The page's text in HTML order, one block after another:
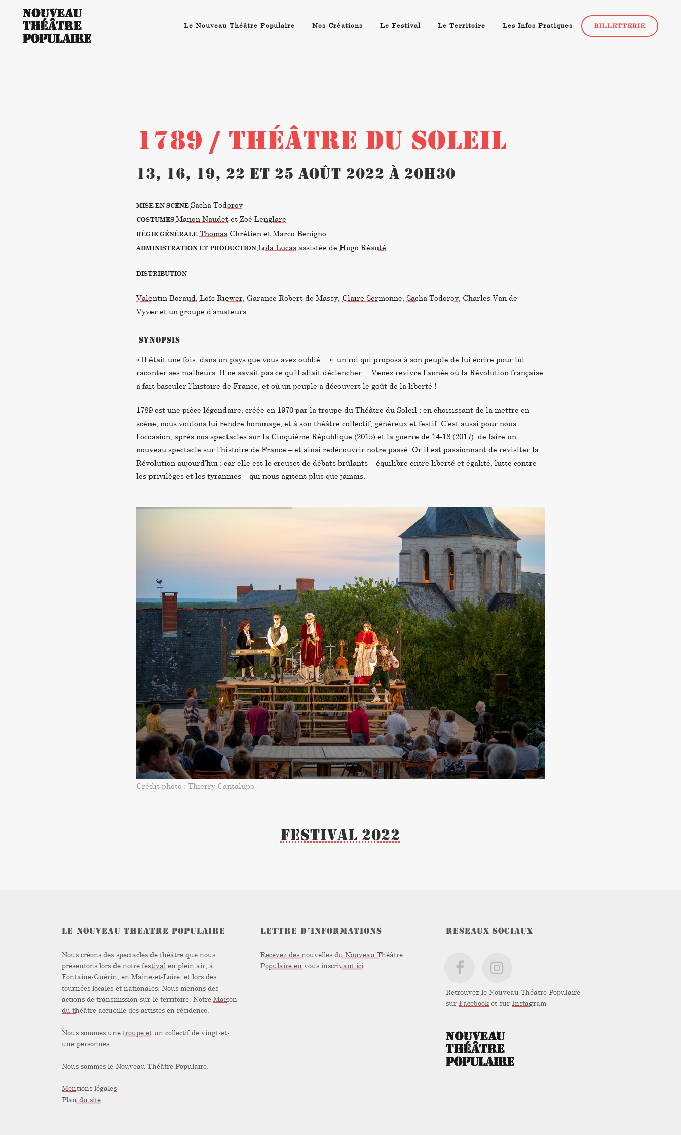
Le Nouveau Théâtre Populaire Nos Créations Le Festival Le Territoire Les Infos Pratiques BILLETTERIE
1789 / THÉÂTRE DU SOLEIL
13, 16, 19, 22 et 25 août 2022 à 20h30
MISE EN SCÈNE Sacha Todorov
COSTUMES Manon Naudetet Zoé Lenglare
RÉGIE GÉNÉRALE Thomas Chrétien et Marco Benigno
ADMINISTRATION ET PRODUCTION Lola Lucasassistée de Hugo Réauté
DISTRIBUTION
Valentin Boraud Loïc Riewer, Garance Robert de Massy, Claire Sermonne Sacha Todorov, Charles Van de
Vyver et un groupe d’amateurs.
SYNOPSIS
« Il était une fois, dans un pays que vous avez oublié… », un roi qui proposa à son peuple de lui écrire pour lui
raconter ses malheurs. Il ne savait pas ce qu’il allait déclencher… Venez revivre l’année où la Révolution française
a fait basculer l’histoire de France, et où un peuple a découvert le goût de la liberté !
1789 est une pièce légendaire, créée en 1970 par la troupe du Théâtre du Soleil ; en choisissant de la mettre en
scène, nous voulons lui rendre hommage, et à son théâtre collectif, généreux et festif. C’est aussi pour nous
l’occasion, après nos spectacles sur la Cinquième République (2015) et la guerre de 14-18 (2017), de faire un
nouveau spectacle sur l’histoire de France – et ainsi redécouvrir notre passé. Or il est passionnant de revisiter la
Révolution aujourd’hui : car elle est le creuset de débats brûlants – équilibre entre liberté et égalité, lutte contre
les privilèges et les tyrannies – qui nous agitent plus que jamais.
Crédit photo : Thierry Cantalupo
Festival 2022
LE NOUVEAU THEATRE POPULAIRE
Nous créons des spectacles de théâtre que nous
présentons lors de notre festival en plein air, à
Fontaine-Guérin, en Maine-et-Loire, et lors des
tournées locales et nationales. Nous menons des
actions de transmission sur le territoire. Notre Maison
du théâtre accueille des artistes en résidence.
Nous sommes une troupe et un collectifde vingt-et-
une personnes.
Nous sommes le Nouveau Théâtre Populaire.
Mentions légales
Plan du site
LETTRE D’INFORMATIONS
Recevez des nouvelles du Nouveau Théâtre
Populaire en vous inscrivant ici
RESEAUX SOCIAUX
Retrouvez le Nouveau Théâtre Populaire
surFacebook et surInstagram